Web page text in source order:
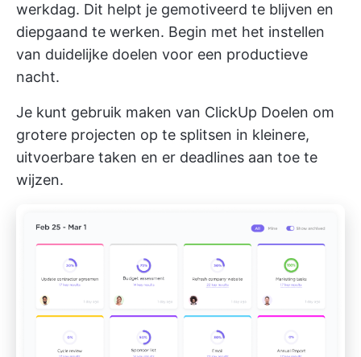
werkdag. Dit helpt je gemotiveerd te blijven en
diepgaand te werken. Begin met het instellen
van duidelijke doelen voor een productieve
nacht.
Je kunt gebruik maken van ClickUp Doelen om
grotere projecten op te splitsen in kleinere,
uitvoerbare taken en er deadlines aan toe te
wijzen.